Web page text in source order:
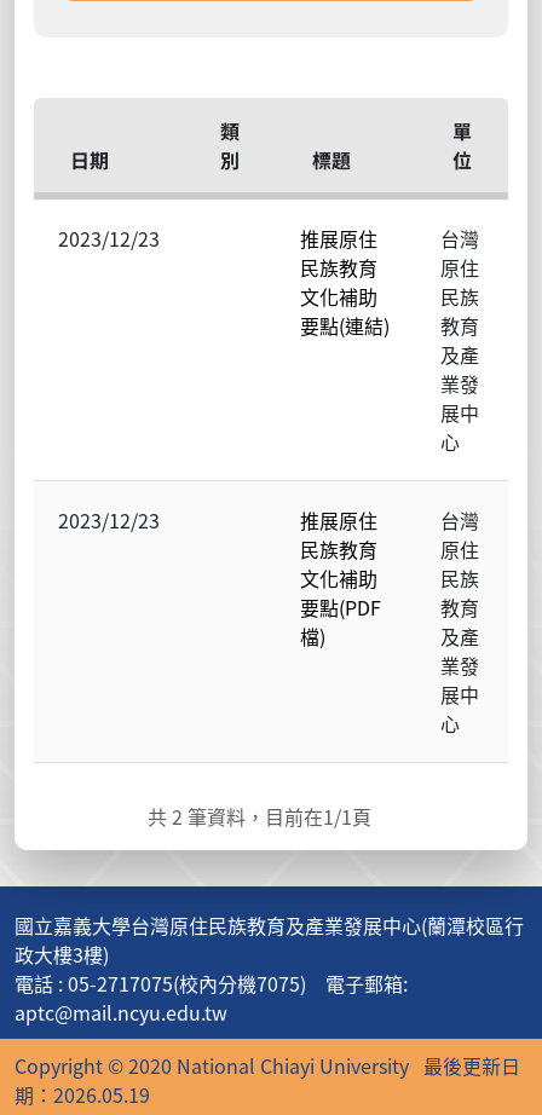
日期
類
別
標題
單
位
2023/12/23
推展原住
民族教育
文化補助
要點(連結)
台灣
原住
民族
教育
及產
業發
展中
心
2023/12/23
推展原住
民族教育
文化補助
要點(PDF
檔)
台灣
原住
民族
教育
及產
業發
展中
心
共2 筆資料，目前在1/1頁
國立嘉義大學台灣原住民族教育及產業發展中心(蘭潭校區行
政大樓3樓)
電話 : 05-2717075(校內分機7075) 電子郵箱:
aptc@mail.ncyu.edu.tw
Copyright © 2020 National Chiayi University 最後更新日
期：2026.05.19